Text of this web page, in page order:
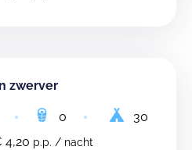
zwerver
0
30
p.p. / nacht